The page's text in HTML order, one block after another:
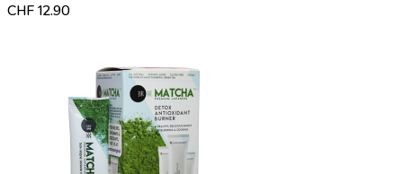
CHF 12.90